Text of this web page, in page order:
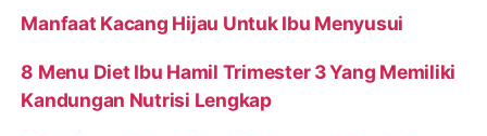
Manfaat Kacang Hijau Untuk Ibu Menyusui
8 Menu Diet Ibu Hamil Trimester 3 Yang Memiliki
Kandungan Nutrisi Lengkap